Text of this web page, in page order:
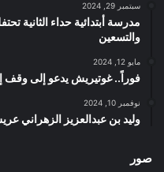
سبتمبر 29, 2024
مدرسة أبتدائية حداء الثانية
والتسعين
مايو 12, 2024
فوراً.. غوتيريش يدعو إلى وقف
نوفمبر 10, 2024
وليد بن عبدالعزيز الزهراني
صور